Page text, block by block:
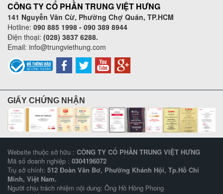
CÔNG TY CỔ PHẦN TRUNG VIỆT HƯNG
141 Nguyễn Văn Cừ, Phường Chợ Quán, TP.HCM
Hotline: 090 885 1998 - 090 389 8944
Điện thoại: (028) 3837 6288.
Email: info@trungviethung.com
GIẤY CHỨNG NHẬN
Website thuộc sở hữu : CÔNG TY CỔ PHẦN TRUNG VIỆT HƯNG
Mã số doanh nghiệp : 0304196072
Trụ sở chính: 512 Đoàn Văn Bơ, Phường Khánh Hội, Tp.Hồ Chí
Minh, Việt Nam.
Người chịu trách nhiệm nội dung: Ông Hồ Hồng Phong